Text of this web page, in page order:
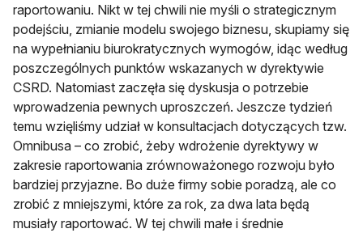
raportowaniu. Nikt w tej chwili nie myśli o strategicznym
podejściu, zmianie modelu swojego biznesu, skupiamy się
na wypełnianiu biurokratycznych wymogów, idąc według
poszczególnych punktów wskazanych w dyrektywie
CSRD. Natomiast zaczęła się dyskusja o potrzebie
wprowadzenia pewnych uproszczeń. Jeszcze tydzień
temu wzięliśmy udział w konsultacjach dotyczących tzw.
Omnibusa – co zrobić, żeby wdrożenie dyrektywy w
zakresie raportowania zrównoważonego rozwoju było
bardziej przyjazne. Bo duże firmy sobie poradzą, ale co
zrobić z mniejszymi, które za rok, za dwa lata będą
musiały raportować. W tej chwili małe i średnie